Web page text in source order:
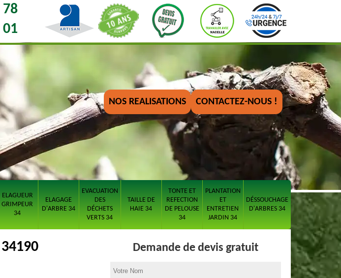
78
NOS REALISATIONS CONTACTEZ-NOUS !
ELAGUEUR
GRIMPEUR
34
ELAGAGE
D'ARBRE 34
EVACUATION
DES
DÉCHETS
VERTS 34
TAILLE DE
HAIE 34
TONTE ET
REFECTION
DE PELOUSE
34
PLANTATION
ET
ENTRETIEN
JARDIN 34
DÉSSOUCHAGE
D'ARBRES 34
Demande de devis gratuit